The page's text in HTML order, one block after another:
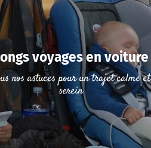
voyages en voiture
nos astuces pour un trajet calme et
serein